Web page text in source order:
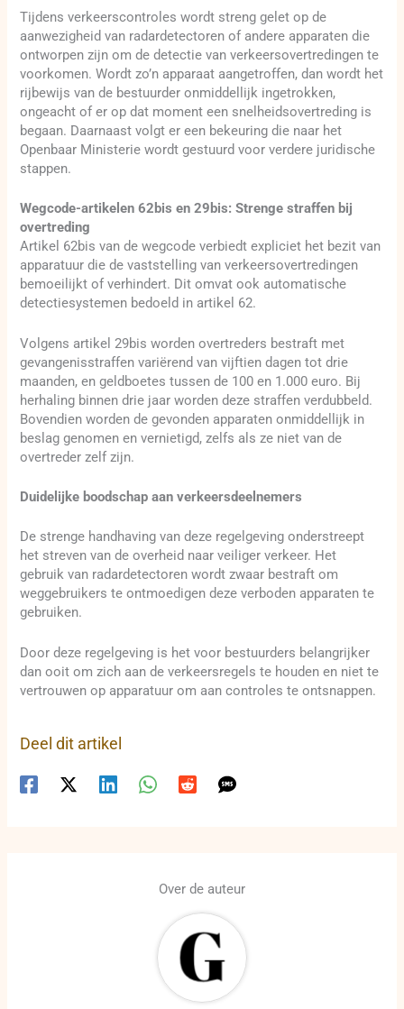
Tijdens verkeerscontroles wordt streng gelet op de
aanwezigheid van radardetectoren of andere apparaten die
ontworpen zijn om de detectie van verkeersovertredingen te
voorkomen. Wordt zo’n apparaat aangetroffen, dan wordt het
rijbewijs van de bestuurder onmiddellijk ingetrokken,
ongeacht of er op dat moment een snelheidsovertreding is
begaan. Daarnaast volgt er een bekeuring die naar het
Openbaar Ministerie wordt gestuurd voor verdere juridische
stappen.
Wegcode-artikelen 62bis en 29bis: Strenge straffen bij
overtreding
Artikel 62bis van de wegcode verbiedt expliciet het bezit van
apparatuur die de vaststelling van verkeersovertredingen
bemoeilijkt of verhindert. Dit omvat ook automatische
detectiesystemen bedoeld in artikel 62.
Volgens artikel 29bis worden overtreders bestraft met
gevangenisstraffen variërend van vijftien dagen tot drie
maanden, en geldboetes tussen de 100 en 1.000 euro. Bij
herhaling binnen drie jaar worden deze straffen verdubbeld.
Bovendien worden de gevonden apparaten onmiddellijk in
beslag genomen en vernietigd, zelfs als ze niet van de
overtreder zelf zijn.
Duidelijke boodschap aan verkeersdeelnemers
De strenge handhaving van deze regelgeving onderstreept
het streven van de overheid naar veiliger verkeer. Het
gebruik van radardetectoren wordt zwaar bestraft om
weggebruikers te ontmoedigen deze verboden apparaten te
gebruiken.
Door deze regelgeving is het voor bestuurders belangrijker
dan ooit om zich aan de verkeersregels te houden en niet te
vertrouwen op apparatuur om aan controles te ontsnappen.
Deel dit artikel
Over de auteur